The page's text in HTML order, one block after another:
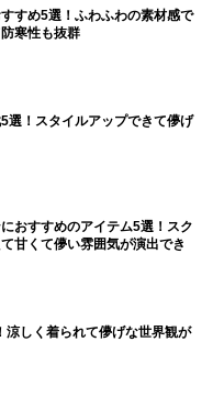
すめ5選！ふわふわの素材感で
寒性も抜群
選！スタイルアップできて儚げ
おすすめのアイテム5選！スク
甘くて儚い雰囲気が演出でき
涼しく着られて儚げな世界観が